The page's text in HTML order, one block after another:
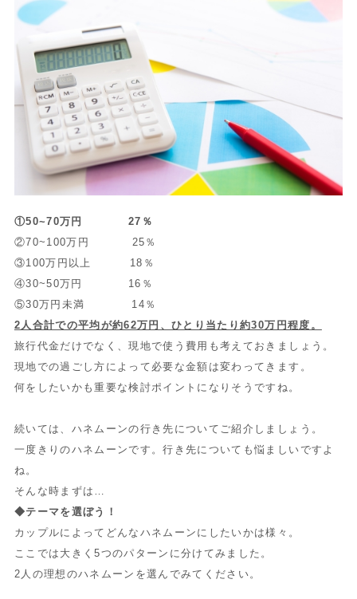
①50~70万円 27％
②70~100万円 25％
③100万円以上 18％
④30~50万円 16％
⑤30万円未満 14％
2人合計での平均が約62万円、ひとり当たり約30万円程度。
旅行代金だけでなく、現地で使う費用も考えておきましょう。
現地での過ごし方によって必要な金額は変わってきます。
何をしたいかも重要な検討ポイントになりそうですね。
続いては、ハネムーンの行き先についてご紹介しましょう。
一度きりのハネムーンです。行き先についても悩ましいですよ
ね。
そんな時まずは…
◆テーマを選ぼう！
カップルによってどんなハネムーンにしたいかは様々。
ここでは大きく5つのパターンに分けてみました。
2人の理想のハネムーンを選んでみてください。